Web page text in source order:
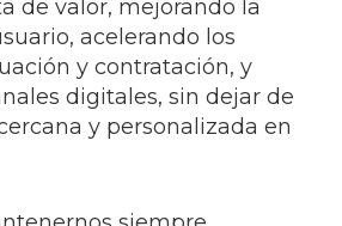
de valor, mejorando la
acelerando los
y contratación, y
digitales, sin dejar de
y personalizada en